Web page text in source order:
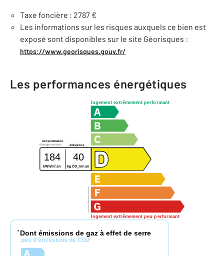
Taxe foncière : 2787 €
Les informations sur les risques auxquels ce bien est
exposé sont disponibles sur le site Géorisques :
https://www.georisques.gouv.fr/
Les performances énergétiques
logement extrêmement performant
logement extrêmement peu performant
consommation
émissions
(énergie primaire)
184 40
kWh/m2.an kg CO2 /m2 .an
* Dont émissions de gaz à effet de serre
peu d'émissions de CO2